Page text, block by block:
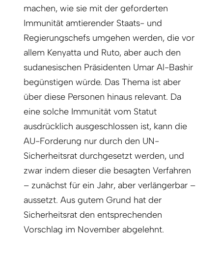
machen, wie sie mit der geforderten
Immunität amtierender Staats- und
Regierungschefs umgehen werden, die vor
allem Kenyatta und Ruto, aber auch den
sudanesischen Präsidenten Umar Al-Bashir
begünstigen würde. Das Thema ist aber
über diese Personen hinaus relevant. Da
eine solche Immunität vom Statut
ausdrücklich ausgeschlossen ist, kann die
AU-Forderung nur durch den UN-
Sicherheitsrat durchgesetzt werden, und
zwar indem dieser die besagten Verfahren
– zunächst für ein Jahr, aber verlängerbar –
aussetzt. Aus gutem Grund hat der
Sicherheitsrat den entsprechenden
Vorschlag im November abgelehnt.